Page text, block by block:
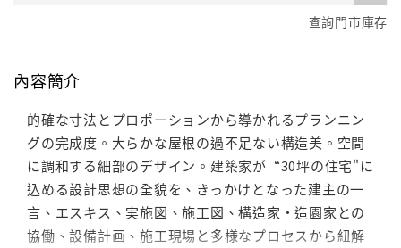
查詢門市庫存
內容簡介
的確な寸法とプロポーションから導かれるプランニン
グの完成度。大らかな屋根の過不足ない構造美。空間
に調和する細部のデザイン。建築家が“30坪の住宅"に
込める設計思想の全貌を、きっかけとなった建主の一
言、エスキス、実施図、施工図、構造家・造園家との
協働、設備計画、施工現場と多様なプロセスから紐解